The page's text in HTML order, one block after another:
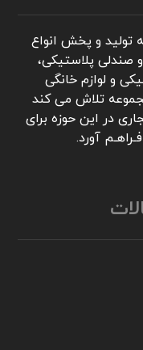
تولید و پخش انواع
پلاستیکی،
و لوازم خانگی
تلاش می کند
در این حوزه برای
آورد.